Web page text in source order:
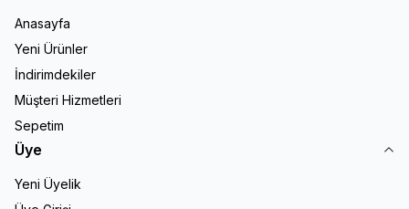
Anasayfa
Yeni Ürünler
İndirimdekiler
Müşteri Hizmetleri
Sepetim
Üye
Yeni Üyelik